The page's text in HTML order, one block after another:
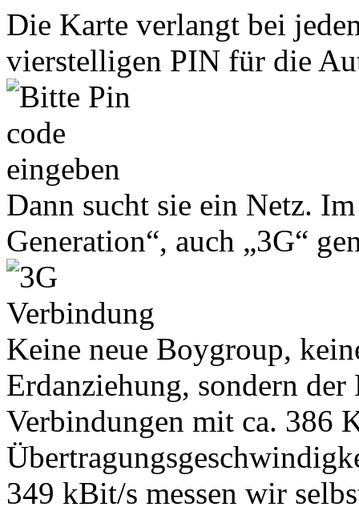
Die Karte verlangt bei
vierstelligen PIN für die
Dann sucht sie ein Netz.
Generation“, auch „3G“
Keine neue Boygroup,
Erdanziehung, sondern
Verbindungen mit ca. 386
349 kBit/s messen wir